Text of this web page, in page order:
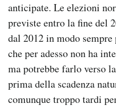
anticipate. Le elezioni
previste entro la fine del
dal 2012 in modo
che per adesso non ha
ma potrebbe farlo verso
prima della scadenza
comunque troppo tardi